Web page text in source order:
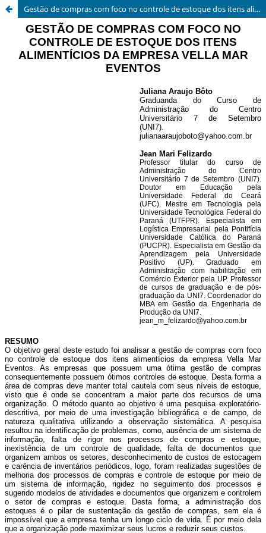
Gestão de compras com foco no controle de estoque dos itens alimentícios da empresa Vella Mar Eventos